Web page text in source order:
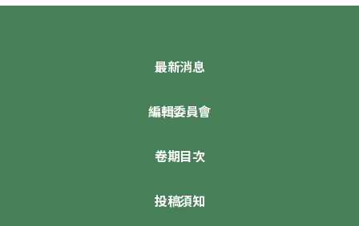
最新消息
編輯委員會
卷期目次
投稿須知